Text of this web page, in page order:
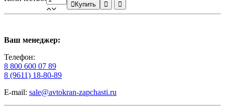
Купить
Ваш менеджер:
Телефон:
8 800 600 07 89
8 (9611) 18-80-89
E-mail: sale@avtokran-zapchasti.ru